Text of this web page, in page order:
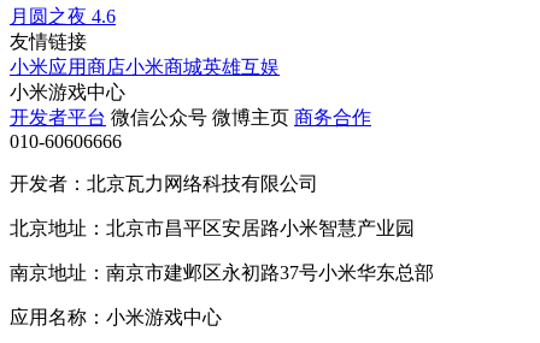
月圆之夜 4.6
友情链接
小米应用商店小米商城英雄互娱
小米游戏中心
开发者平台 微信公众号 微博主页 商务合作
010-60606666
开发者：北京瓦力网络科技有限公司
北京地址：北京市昌平区安居路小米智慧产业园
南京地址：南京市建邺区永初路37号小米华东总部
应用名称：小米游戏中心